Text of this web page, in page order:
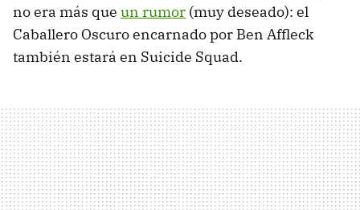
no era más que un rumor (muy deseado): el
Caballero Oscuro encarnado por Ben Affleck
también estará en Suicide Squad.